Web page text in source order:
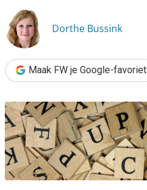
Dorthe Bussink
Maak FW je Google-favoriet